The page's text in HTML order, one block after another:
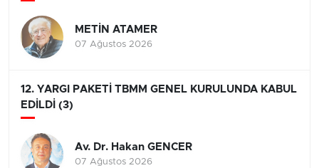
METİN ATAMER
07 Ağustos 2026
12. YARGI PAKETİ TBMM GENEL KURULUNDA KABUL
EDİLDİ (3)
Av. Dr. Hakan GENCER
07 Ağustos 2026